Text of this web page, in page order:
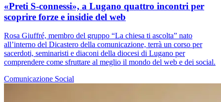
«Preti S-connessi», a Lugano quattro incontri per
scoprire forze e insidie del web
Rosa Giuffré, membro del gruppo “La chiesa ti ascolta” nato
all’interno del Dicastero della comunicazione, terrà un corso per
sacerdoti, seminaristi e diaconi della diocesi di Lugano per
comprendere come sfruttare al meglio il mondo del web e dei social.
Comunicazione Social